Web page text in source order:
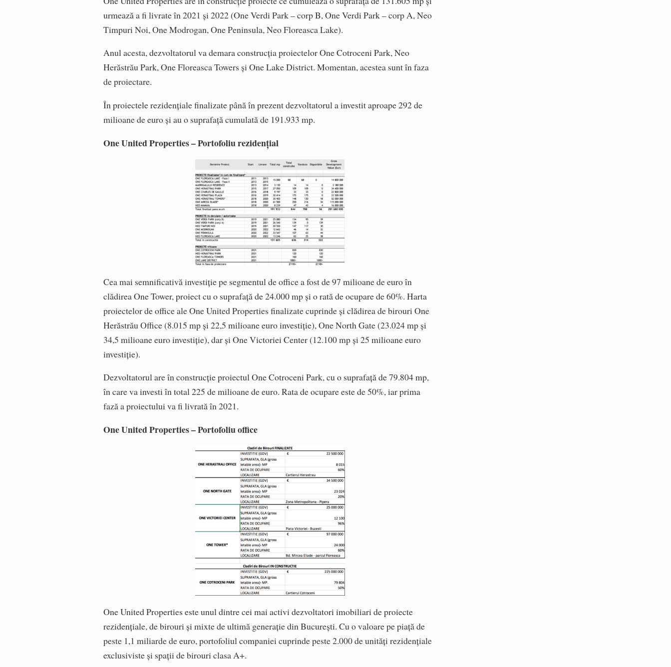
urmează a fi livrate în 2021 și 2022 (One Verdi Park – corp B, One Verdi Park – corp A, Neo
Timpuri Noi, One Modrogan, One Peninsula, Neo Floreasca Lake).
Anul acesta, dezvoltatorul va demara construcția proiectelor One Cotroceni Park, Neo
Herăstrău Park, One Floreasca Towers și One Lake District. Momentan, acestea sunt în faza
de proiectare.
În proiectele rezidențiale finalizate până în prezent dezvoltatorul a investit aproape 292 de
milioane de euro și au o suprafață cumulată de 191.933 mp.
One United Properties – Portofoliu rezidențial
Cea mai semnificativă investiție pe segmentul de office a fost de 97 milioane de euro în
clădirea One Tower, proiect cu o suprafață de 24.000 mp și o rată de ocupare de 60%. Harta
proiectelor de office ale One United Properties finalizate cuprinde și clădirea de birouri One
Herăstrău Office (8.015 mp și 22,5 milioane euro investiție), One North Gate (23.024 mp și
34,5 milioane euro investiție), dar și One Victoriei Center (12.100 mp și 25 milioane euro
investiție).
Dezvoltatorul are în construcție proiectul One Cotroceni Park, cu o suprafață de 79.804 mp,
în care va investi în total 225 de milioane de euro. Rata de ocupare este de 50%, iar prima
fază a proiectului va fi livrată în 2021.
One United Properties – Portofoliu office
One United Properties este unul dintre cei mai activi dezvoltatori imobiliari de proiecte
rezidențiale, de birouri și mixte de ultimă generație din București. Cu o valoare pe piață de
peste 1,1 miliarde de euro, portofoliul companiei cuprinde peste 2.000 de unități rezidențiale
exclusiviste și spații de birouri clasa A+.